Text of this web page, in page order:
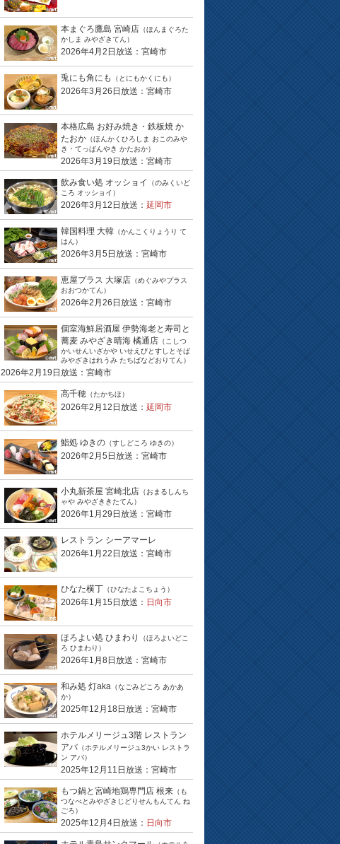
本まぐろ鷹島 宮崎店 （ほんまぐろた
かしま みやざきてん）
2026年4月2日放送：宮崎市
兎にも角にも （とにもかくにも）
2026年3月26日放送：宮崎市
本格広島 お好み焼き・鉄板焼 か
たおか （ほんかくひろしま おこのみや
き・てっぱんやき かたおか）
2026年3月19日放送：宮崎市
飲み食い処 オッショイ
（のみくいど
ころ オッショイ）
2026年3月12日放送： 延岡市
韓国料理 大韓 （かんこくりょうり て
はん）
2026年3月5日放送：宮崎市
恵屋プラス 大塚店 （めぐみやプラス
おおつかてん）
2026年2月26日放送：宮崎市
個室海鮮居酒屋 伊勢海老と寿司と
蕎麦 みやざき晴海 橘通店 （こしつ
かいせんいざかや いせえびとすしとそば
みやざきはれうみ たちばなどおりてん）
2026年2月19日放送：宮崎市
高千穂 （たかちほ）
2026年2月12日放送： 延岡市
鮨処 ゆきの （すしどころ ゆきの）
2026年2月5日放送：宮崎市
小丸新茶屋 宮崎北店 （おまるしんち
ゃや みやざききたてん）
2026年1月29日放送：宮崎市
レストラン シーアマーレ
2026年1月22日放送：宮崎市
ひなた横丁 （ひなたよこちょう）
2026年1月15日放送： 日向市
ほろよい処 ひまわり
（ほろよいどこ
ろ ひまわり）
2026年1月8日放送：宮崎市
和み処 灯aka （なごみどころ あかあ
か）
2025年12月18日放送：宮崎市
ホテルメリージュ3階 レストラン
アバ（ホテルメリージュ3かい レストラ
ン アバ）
2025年12月11日放送：宮崎市
もつ鍋と宮崎地鶏専門店 根来 （も
つなべとみやざきじどりせんもんてん ね
ごろ）
2025年12月4日放送： 日向市